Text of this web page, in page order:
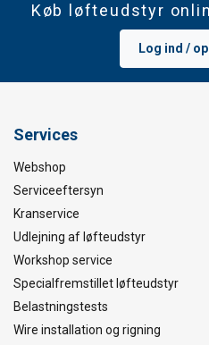
Køb løfteudstyr
Log ind /
Services
Webshop
Serviceeftersyn
Kranservice
Udlejning af løfteudstyr
Workshop service
Specialfremstillet løfteudstyr
Belastningstests
Wire installation og rigning